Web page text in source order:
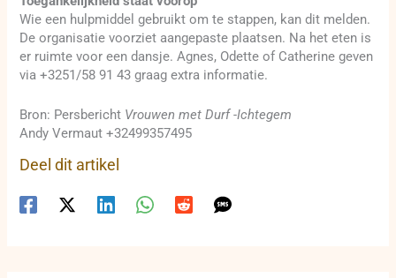
Wie een hulpmiddel gebruikt om te stappen, kan dit melden.
De organisatie voorziet aangepaste plaatsen. Na het eten is
er ruimte voor een dansje. Agnes, Odette of Catherine geven
via +3251/58 91 43 graag extra informatie.
Bron: Persbericht Vrouwen met Durf -Ichtegem
Andy Vermaut +32499357495
Deel dit artikel